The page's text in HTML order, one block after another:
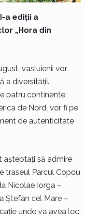
a ediții a
„Hora din
vasluienii vor
a diversității.
patru continente,
de Nord, vor fi pe
de autenticitate
așteptați să admire
traseul Parcul Copou
Nicolae Iorga –
Ștefan cel Mare –
unde va avea loc